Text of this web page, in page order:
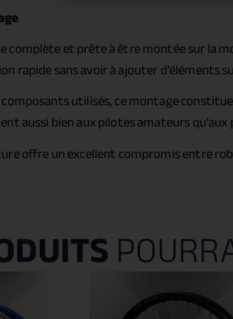
complète et prête à être montée sur la
rapide sans avoir à ajouter d’éléments
composants utilisés, ce montage
aussi bien aux pilotes amateurs
offre un excellent compromis entre